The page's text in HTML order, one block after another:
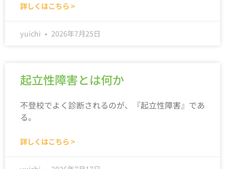
詳しくはこちら >
yuichi 2026年7月25日
起立性障害とは何か
不登校でよく診断されるのが、『起立性障害』であ
る。
詳しくはこちら >